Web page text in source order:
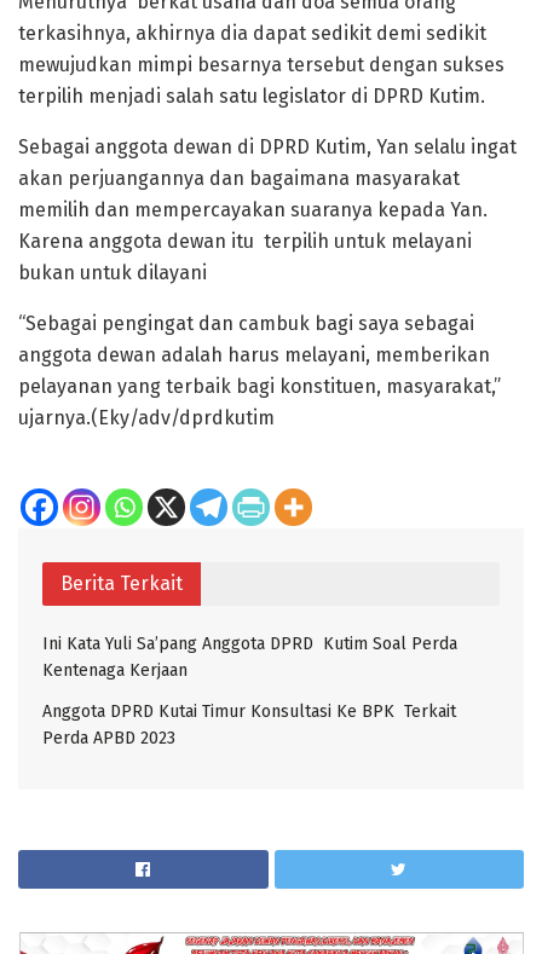
terkasihnya, akhirnya dia dapat sedikit demi sedikit
mewujudkan mimpi besarnya tersebut dengan sukses
terpilih menjadi salah satu legislator di DPRD Kutim.
Sebagai anggota dewan di DPRD Kutim, Yan selalu ingat
akan perjuangannya dan bagaimana masyarakat
memilih dan mempercayakan suaranya kepada Yan.
Karena anggota dewan itu terpilih untuk melayani
bukan untuk dilayani
“Sebagai pengingat dan cambuk bagi saya sebagai
anggota dewan adalah harus melayani, memberikan
pelayanan yang terbaik bagi konstituen, masyarakat,”
ujarnya.(Eky/adv/dprdkutim
Berita Terkait
Ini Kata Yuli Sa’pang Anggota DPRD Kutim Soal Perda
Kentenaga Kerjaan
Anggota DPRD Kutai Timur Konsultasi Ke BPK Terkait
Perda APBD 2023